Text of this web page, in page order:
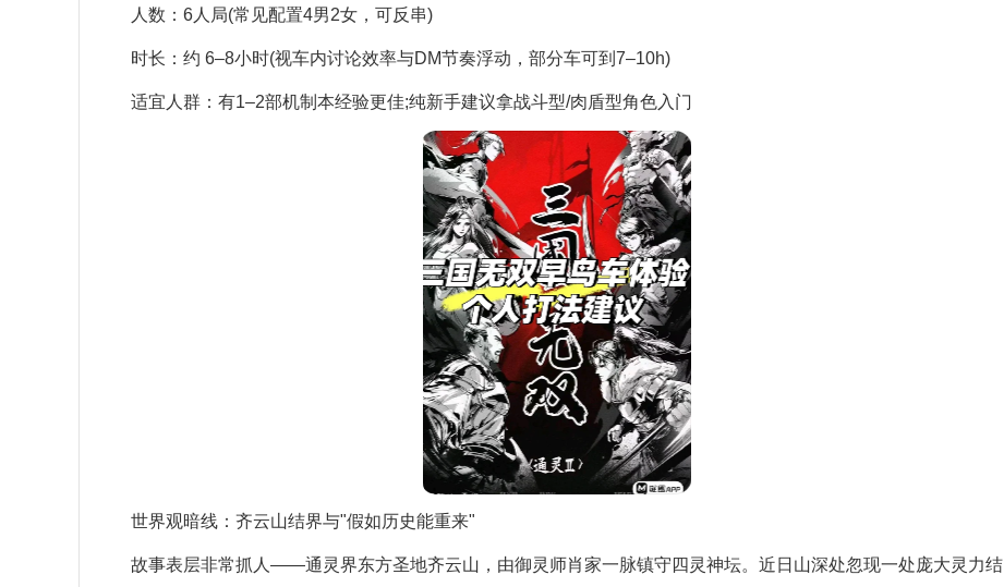
人数：6人局(常见配置4男2女，可反串)
时长：约 6–8小时(视车内讨论效率与DM节奏浮动，部分车可到7–10h)
适宜人群：有1–2部机制本经验更佳;纯新手建议拿战斗型/肉盾型角色入门
世界观暗线：齐云山结界与"假如历史能重来"
故事表层非常抓人——通灵界东方圣地齐云山，由御灵师肖家一脉镇守四灵神坛。近日山深处忽现一处庞大灵力结